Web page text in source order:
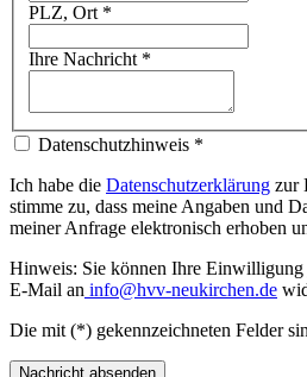
PLZ, Ort *
Ihre Nachricht *
Datenschutzhinweis *
Ich habe die Datenschutzerklärung zur
stimme zu, dass meine Angaben und
meiner Anfrage elektronisch erhoben
Hinweis: Sie können Ihre
E-Mail an info@hvv-neukirchen.de
Die mit (*) gekennzeichneten Felder
Nachricht absenden